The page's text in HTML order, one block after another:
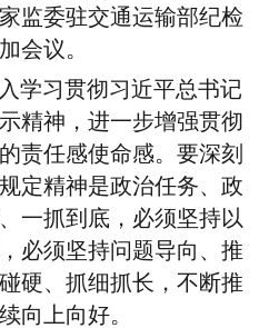
监委驻交通运输部纪检
会议。
学习贯彻习近平总书记
精神，进一步增强贯彻
责任感使命感。要深刻
定精神是政治任务、政
一抓到底，必须坚持以
必须坚持问题导向、推
硬、抓细抓长，不断推
向上向好。